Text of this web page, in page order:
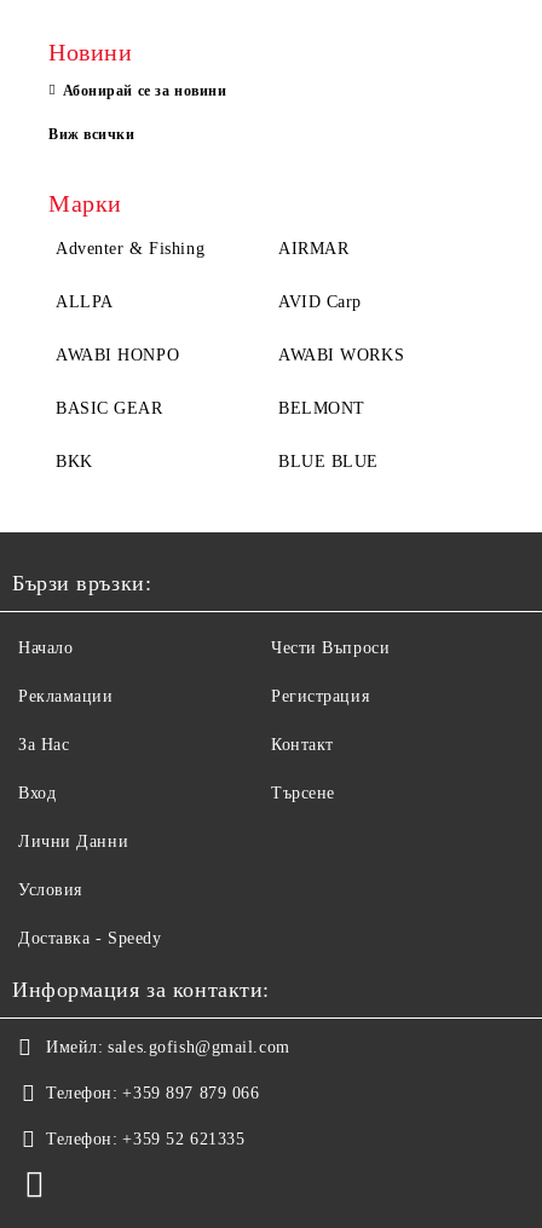
Новини
Абонирай се за новини
Виж всички
Марки
Adventer & Fishing AIRMAR
ALLPA AVID Carp
AWABI HONPO AWABI WORKS
BASIC GEAR BELMONT
BKK BLUE BLUE
Бързи връзки:
Начало
Рекламации
За Нас
Вход
Чести Въпроси
Регистрация
Контакт
Търсене
Лични Данни
Условия
Доставка - Speedy
Информация за контакти:
Имейл: sales.gofish@gmail.com
Телефон: +359 897 879 066
Телефон: +359 52 621335